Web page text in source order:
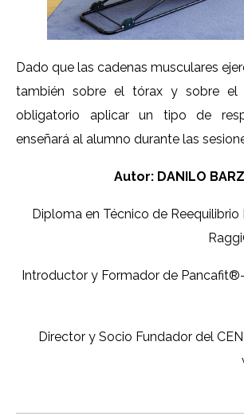
Dado que las cadenas musculares
también sobre el tórax y sobre el
obligatorio aplicar un tipo de
enseñará al alumno durante las
Autor: DANILO
Diploma en Técnico de
Introductor y Formador de
Director y Socio Fundador del